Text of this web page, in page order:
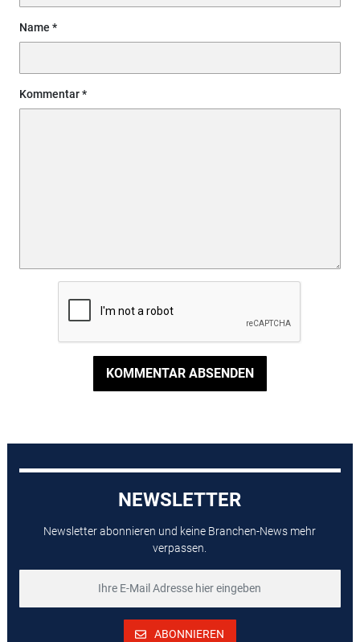
Name
Kommentar
KOMMENTAR ABSENDEN
NEWSLETTER
Newsletter abonnieren und keine Branchen-News mehr
verpassen.
ABONNIEREN